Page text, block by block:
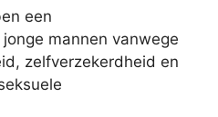
een
mannen vanwege
zelfverzekerdheid en